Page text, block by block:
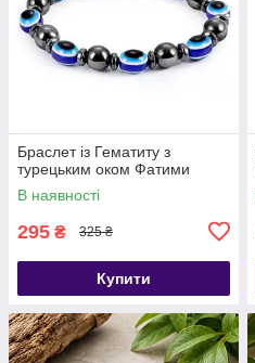
Браслет із Гематиту з
турецьким оком Фатими
В наявності
295 ₴ 325 ₴
Купити